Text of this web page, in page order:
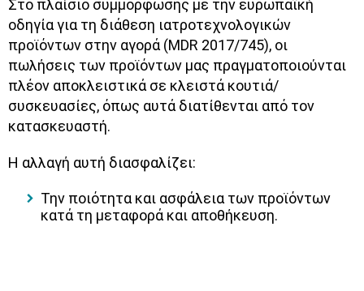
Στο πλαίσιο συμμόρφωσης με την ευρωπαϊκή
οδηγία για τη διάθεση ιατροτεχνολογικών
προϊόντων στην αγορά (MDR 2017/745), οι
πωλήσεις των προϊόντων μας πραγματοποιούνται
πλέον αποκλειστικά σε κλειστά κουτιά/
συσκευασίες, όπως αυτά διατίθενται από τον
κατασκευαστή.
Η αλλαγή αυτή διασφαλίζει:
Την ποιότητα και ασφάλεια των προϊόντων
κατά τη μεταφορά και αποθήκευση.